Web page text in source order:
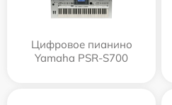
Цифровое пианино
Yamaha PSR-S700